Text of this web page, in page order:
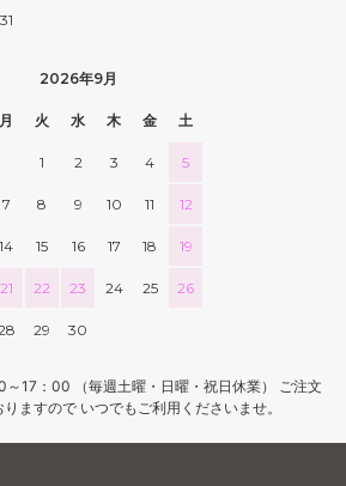
31
2026年9月
月 火 水 木 金 土
1 2 3 4 5
7 8 9 10 11 12
14 15 16 17 18 19
21 22 23 24 25 26
29 30
17：00 （毎週土曜・日曜・祝日休業） ご注文
ますので いつでもご利用くださいませ。